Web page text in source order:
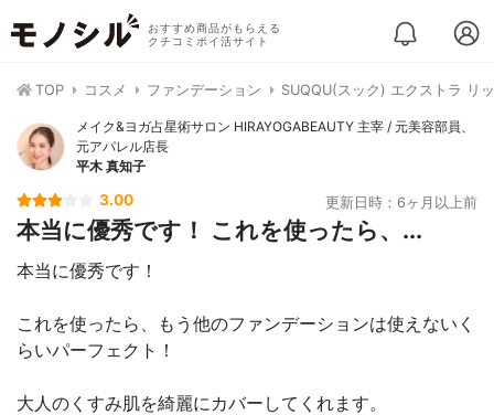
おすすめ商品がもらえる
クチコミポイ活サイト
TOP コスメ ファンデーション SUQQU(スック) エクストラ リ
メイク&ヨガ占星術サロン HIRAYOGABEAUTY 主宰 / 元美容部員、
元アパレル店長
平木 真知子
3.00 更新日時：6ヶ月以上前
本当に優秀です！ これを使ったら、...
本当に優秀です！
これを使ったら、もう他のファンデーションは使えないく
らいパーフェクト！
大人のくすみ肌を綺麗にカバーしてくれます。